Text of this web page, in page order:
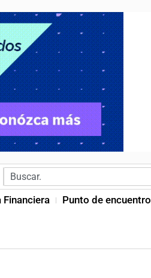
Financiera Punto de encuentro